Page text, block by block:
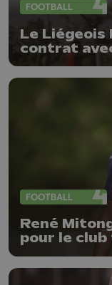
FOOTBALL
Le Liégeois
contrat
l'Antwerp
FOOTBALL
René
pour le